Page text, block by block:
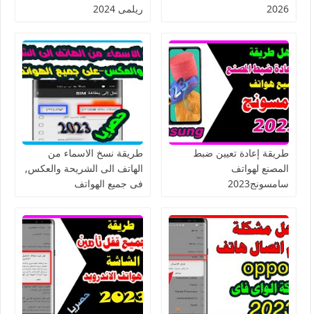
2026
ريلمى 2024
طريقة إعادة تعيين ضبط
المصنع لهواتف
سامسونج2023
طريقة نسخ الاسماء من
الهاتف الى الشريحة والعكس,
فى جميع الهواتف